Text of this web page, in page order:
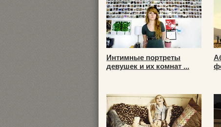
Интимные портреты
девушек и их комнат ...